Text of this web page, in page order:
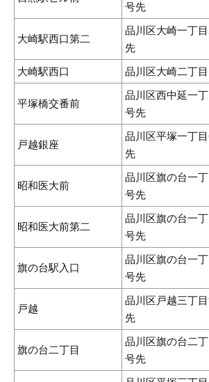
号先
大崎駅西口第二
品川区大崎一丁
先
大崎駅西口 品川区大崎二丁
平塚橋交番前
品川区西中延一
号先
戸越銀座
品川区平塚一丁
先
昭和医大前
品川区旗の台一
号先
昭和医大前第二
品川区旗の台一
号先
旗の台駅入口
品川区旗の台一
号先
戸越
品川区戸越三丁
先
旗の台二丁目
品川区旗の台二
号先